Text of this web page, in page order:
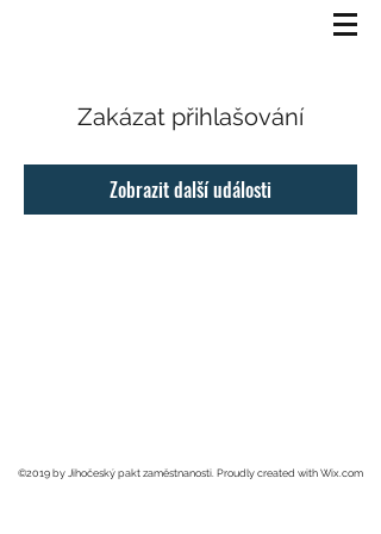
Zakázat přihlašování
Zobrazit další události
©2019 by Jihočeský pakt zaměstnanosti. Proudly created with Wix.com